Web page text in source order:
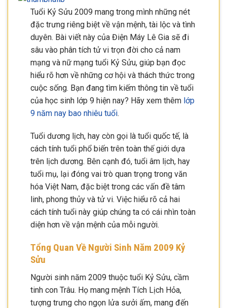
Tuổi Kỷ Sửu 2009 mang trong mình những nét
đặc trưng riêng biệt về vận mệnh, tài lộc và tình
duyên. Bài viết này của Điện Máy Lê Gia sẽ đi
sâu vào phân tích tử vi trọn đời cho cả nam
mạng và nữ mạng tuổi Kỷ Sửu, giúp bạn đọc
hiểu rõ hơn về những cơ hội và thách thức trong
cuộc sống. Bạn đang tìm kiếm thông tin về tuổi
của học sinh lớp 9 hiện nay? Hãy xem thêm lớp
9 năm nay bao nhiêu tuổi.
Tuổi dương lịch, hay còn gọi là tuổi quốc tế, là
cách tính tuổi phổ biến trên toàn thế giới dựa
trên lịch dương. Bên cạnh đó, tuổi âm lịch, hay
tuổi mụ, lại đóng vai trò quan trọng trong văn
hóa Việt Nam, đặc biệt trong các vấn đề tâm
linh, phong thủy và tử vi. Việc hiểu rõ cả hai
cách tính tuổi này giúp chúng ta có cái nhìn toàn
diện hơn về vận mệnh của mỗi người.
Tổng Quan Về Người Sinh Năm 2009 Kỷ
Sửu
Người sinh năm 2009 thuộc tuổi Kỷ Sửu, cầm
tinh con Trâu. Họ mang mệnh Tích Lịch Hỏa,
tượng trưng cho ngọn lửa sưởi ấm, mang đến